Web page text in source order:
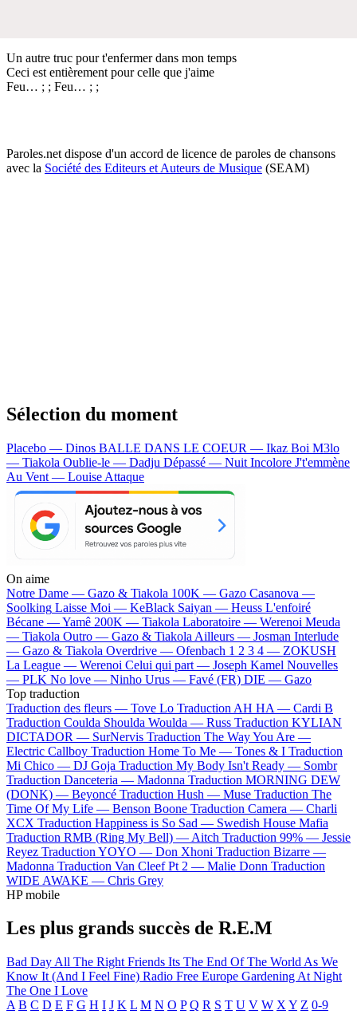
Un autre truc pour t'enfermer dans mon temps
Ceci est entièrement pour celle que j'aime
Feu… ; ; Feu… ; ;
Paroles.net dispose d'un accord de licence de paroles de chansons
avec la Société des Editeurs et Auteurs de Musique (SEAM)
Sélection du moment
Placebo — Dinos BALLE DANS LE COEUR — Ikaz Boi M3lo
— Tiakola Oublie-le — Dadju Dépassé — Nuit Incolore J't'emmène
Au Vent — Louise Attaque
On aime
Notre Dame — Gazo & Tiakola 100K — Gazo Casanova —
Soolking Laisse Moi — KeBlack Saiyan — Heuss L'enfoiré
Bécane —Yamê 200K — Tiakola Laboratoire — Werenoi Meuda
— Tiakola Outro — Gazo & Tiakola Ailleurs — Josman Interlude
— Gazo & Tiakola Overdrive — Ofenbach 1 2 3 4 — ZOKUSH
La League — Werenoi Celui qui part — Joseph Kamel Nouvelles
— PLK No love — Ninho Urus — Favé (FR) DIE — Gazo
Top traduction
Traduction des fleurs — Tove Lo Traduction AH HA — Cardi B
Traduction Coulda Shoulda Woulda — Russ Traduction KYLIAN
DICTADOR — SurNervis Traduction The Way You Are —
Electric Callboy Traduction Home To Me — Tones & I Traduction
Mi Chico — DJ Goja Traduction My Body Isn't Ready — Sombr
Traduction Danceteria — Madonna Traduction MORNING DEW
(DONK) — Beyoncé Traduction Hush — Muse Traduction The
Time Of My Life — Benson Boone Traduction Camera — Charli
XCX Traduction Happiness is So Sad — Swedish House Mafia
Traduction RMB (Ring My Bell) — Aitch Traduction 99% — Jessie
Reyez Traduction YOYO — Don Xhoni Traduction Bizarre —
Madonna Traduction Van Cleef Pt 2 — Malie Donn Traduction
WIDE AWAKE — Chris Grey
HP mobile
Les plus grands succès de R.E.M
Bad Day All The Right Friends Its The End Of The World As We
Know It (And I Feel Fine) Radio Free Europe Gardening At Night
The One I Love
A B C D E F G H I J K L M N O P Q R S T U V W X Y Z 0-9